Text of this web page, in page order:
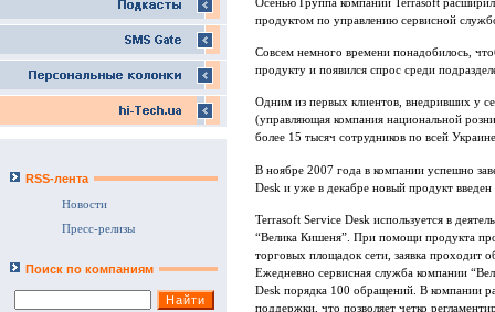
RSS-лента
Новости
Пресс-релизы
Поиск по компаниям
продуктом по управлению сервисной
Совсем немного времени понадобилось,
продукту и появился спрос среди
Одним из первых клиентов, внедривших у
(управляющая компания национальной
более 15 тысяч сотрудников по всей
В ноябре 2007 года в компании успешно
Desk и уже в декабре новый продукт
Terrasoft Service Desk используется в
“Велика Кишеня”. При помощи продукта
торговых площадок сети, заявка проходит
Ежедневно сервисная служба компании
Desk порядка 100 обращений. В компании
поддержки, что позволяет четко